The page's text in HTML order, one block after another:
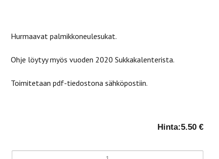
Hurmaavat palmikkoneulesukat.
Ohje löytyy myös vuoden 2020 Sukkakalenterista.
Toimitetaan pdf-tiedostona sähköpostiin.
Hinta:5.50 €